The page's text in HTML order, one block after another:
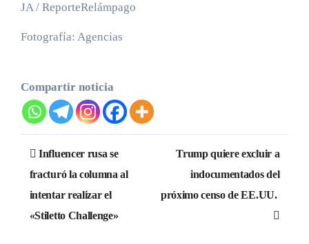
JA / ReporteRelámpago
Fotografía: Agencias
Compartir noticia
Navegación
de
entradas
Influencer rusa se
fracturó la columna al
intentar realizar el
«Stiletto Challenge»
Trump quiere excluir a
indocumentados del
próximo censo de EE.UU.